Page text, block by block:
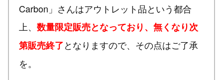
Carbon」さんはアウトレット品という都合
上、 数量限定販売となっており、無くなり次
第販売終了となりますので、その点はご了承
を。